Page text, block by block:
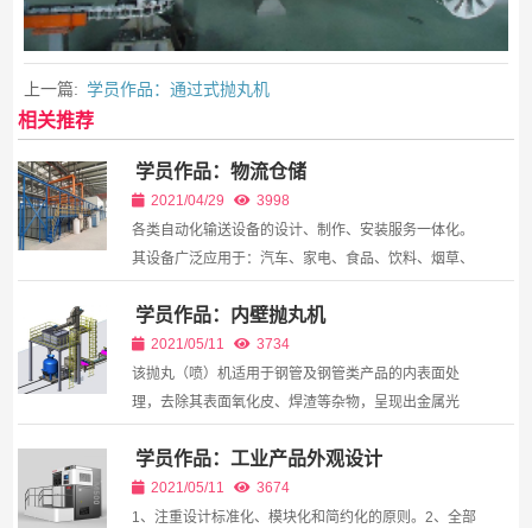
上一篇: 学员作品：通过式抛丸机
相关推荐
学员作品：物流仓储
2021/04/29
3998
各类自动化输送设备的设计、制作、安装服务一体化。
其设备广泛应用于：汽车、家电、食品、饮料、烟草、
在：1.各类家电：空调、冰箱、洗衣机、LED灯、LED
显示屏、...
学员作品：内壁抛丸机
2021/05/11
3734
该抛丸（喷）机适用于钢管及钢管类产品的内表面处
理，去除其表面氧化皮、焊渣等杂物，呈现出金属光
敷，广泛应用于石油化工、钢铁、城市集中供热、供排
水等行业...
学员作品：工业产品外观设计
2021/05/11
3674
1、注重设计标准化、模块化和简约化的原则。2、全部